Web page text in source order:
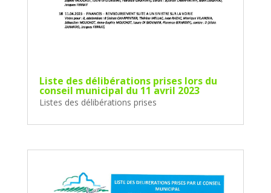
Liste des délibérations prises lors du
conseil municipal du 11 avril 2023
Listes des délibérations prises